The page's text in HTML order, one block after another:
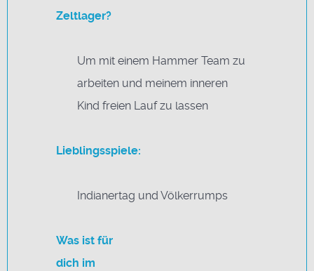
Zeltlager?
Um mit einem Hammer Team zu
arbeiten und meinem inneren
Kind freien Lauf zu lassen
Lieblingsspiele:
Indianertag und Völkerrumps
Was ist für
dich im